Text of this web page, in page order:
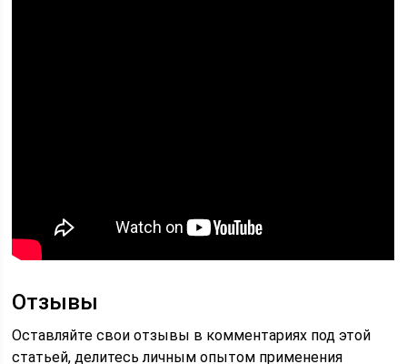
Отзывы
Оставляйте свои отзывы в комментариях под этой
статьей, делитесь личным опытом применения